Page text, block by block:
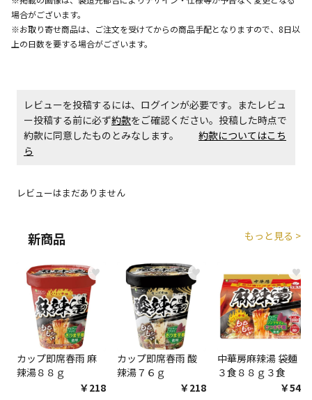
場合がございます。
※お取り寄せ商品は、ご注文を受けてからの商品手配となりますので、8日以
上の日数を要する場合がございます。
レビューを投稿するには、ログインが必要です。またレビュ
ー投稿する前に必ず約款をご確認ください。投稿した時点で
約款に同意したものとみなします。 約款についてはこち
ら
レビューはまだありません
新商品 もっと見る >
♥
カップ即席春雨 麻
辣湯８８ｇ
￥218
♥
カップ即席春雨 酸
辣湯７６ｇ
￥218
♥
中華房麻辣湯 袋麺
３食８８ｇ３食
￥548